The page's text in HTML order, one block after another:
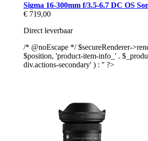
Sigma 16-300mm f/3.5-6.7 DC OS
€ 719,00
Direct leverbaar
/* @noEscape */ $secureRenderer-
$position, 'product-item-info_' .
div.actions-secondary' ) : '' ?>